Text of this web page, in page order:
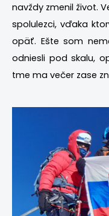
navždy zmenil život.
spolulezci, vďaka
opäť. Ešte som
odniesli pod skalu,
tme ma večer zase